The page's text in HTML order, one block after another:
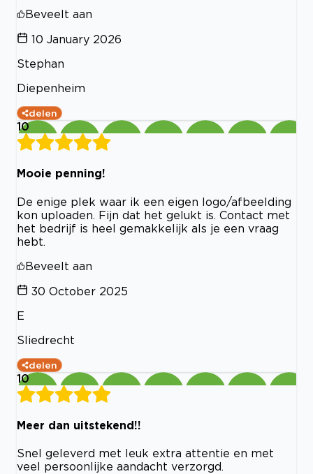
Beveelt aan
10 January 2026
Stephan
Diepenheim
delen
10
Mooie penning!
De enige plek waar ik een eigen logo/afbeelding
kon uploaden. Fijn dat het gelukt is. Contact met
het bedrijf is heel gemakkelijk als je een vraag
hebt.
Beveelt aan
30 October 2025
E
Sliedrecht
delen
10
Meer dan uitstekend!!
Snel geleverd met leuk extra attentie en met
veel persoonlijke aandacht verzorgd.